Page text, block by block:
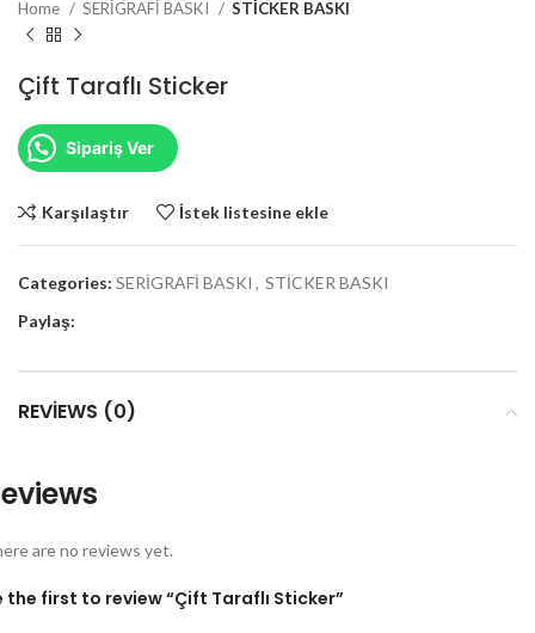
Home SERİGRAFİ BASKI STİCKER BASKI
Çift Taraflı Sticker
Sipariş Ver
Karşılaştır İstek listesine ekle
Categories: SERİGRAFİ BASKI , STİCKER BASKI
Paylaş:
REVIEWS (0)
are no reviews yet.
the first to review “Çift Taraflı Sticker”